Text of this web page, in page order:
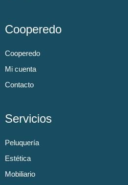
Cooperedo
Cooperedo
Mi cuenta
Contacto
Servicios
Peluquería
Estética
Mobiliario